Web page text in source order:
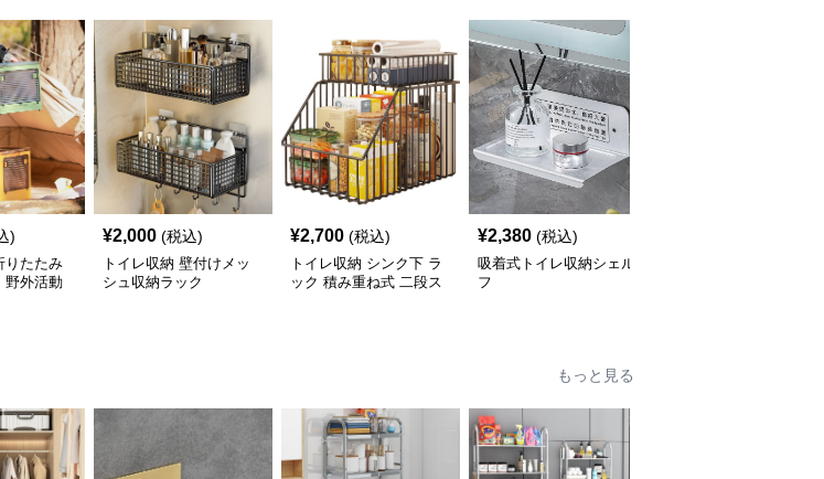
)
りたたみ
野外活動
¥2,000 (税込)
トイレ収納 壁付けメッ
シュ収納ラック
¥2,700 (税込)
トイレ収納 シンク下 ラ
ック 積み重ね式 二段ス
¥2,380 (税込)
吸着式トイレ収納シェル
フ
もっと見る